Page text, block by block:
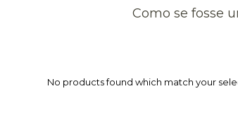
Como se fosse
No products found which match your